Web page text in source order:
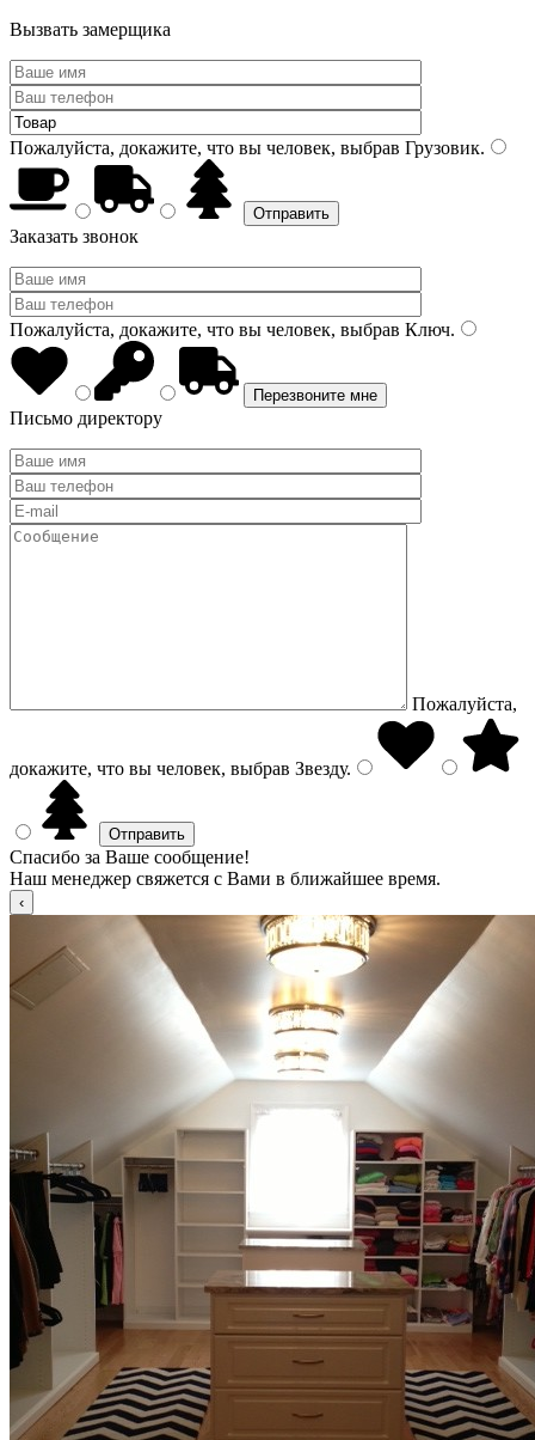
Вызвать замерщика
Пожалуйста, докажите, что вы человек, выбрав Грузовик.
Заказать звонок
Пожалуйста, докажите, что вы человек, выбрав Ключ.
Письмо директору
Пожалуйста,
докажите, что вы человек, выбрав Звезду.
Спасибо за Ваше сообщение!
Наш менеджер свяжется с Вами в ближайшее время.